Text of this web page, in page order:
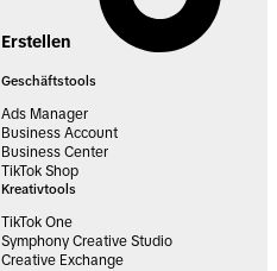
Erstellen
Geschäftstools
Ads Manager
Business Account
Business Center
TikTok Shop
Kreativtools
TikTok One
Symphony Creative Studio
Creative Exchange